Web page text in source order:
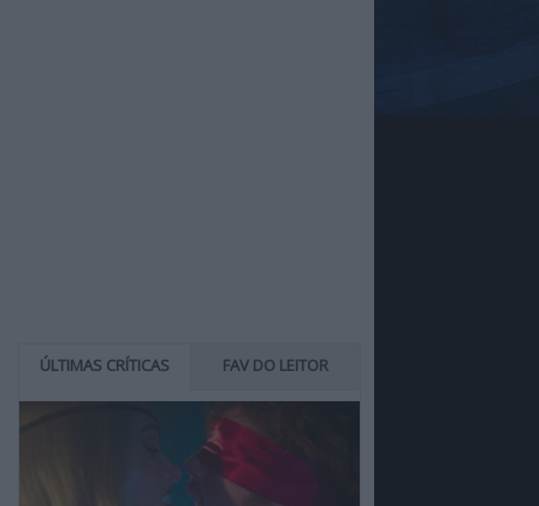
ÚLTIMAS CRÍTICAS FAV DO LEITOR